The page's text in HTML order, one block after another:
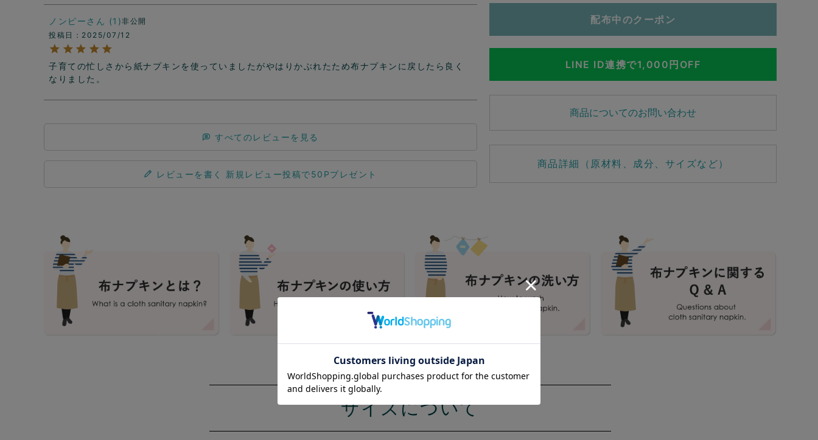
ノンピー 1
非公開
投稿日
2025/07/12
子育ての忙しさから紙ナプキンを使っていましたがやはりかぶれたため布ナプキンに戻したら良く
なりました。
すべてのレビューを見る
レビューを書く
配布中のクーポン
LINE ID連携で1,000円OFF
商品についてのお問い合わせ
商品詳細（原材料、成分、サイズなど）
サイズについて